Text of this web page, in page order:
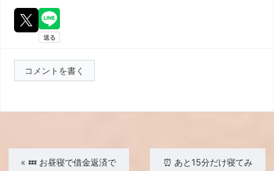
コメントを書く
« 💤 お昼寝で借金返済で
⏰ あと15分だけ寝てみ